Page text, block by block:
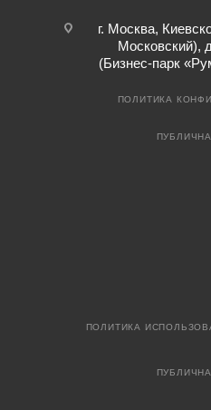
г. Москва,
Московский),
(Бизнес-парк
ПОЛИТИКА
ПОЛИТИКА